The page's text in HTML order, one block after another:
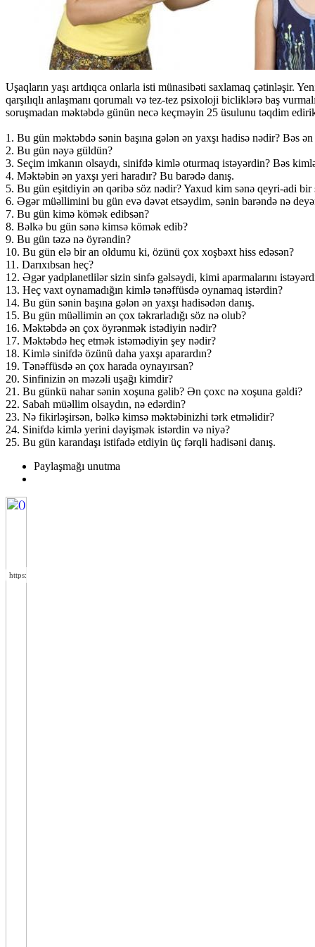
Uşaqların yaşı artdıqca onlarla isti münasibəti saxlamaq çətinləşir.
qarşılıqlı anlaşmanı qorumalı və tez-tez psixoloji bicliklərə baş
soruşmadan məktəbdə günün necə keçməyin 25 üsulunu təqdim
1. Bu gün məktəbdə sənin başına gələn ən yaxşı hadisə nədir? Bəs
2. Bu gün nəyə güldün?
3. Seçim imkanın olsaydı, sinifdə kimlə oturmaq istəyərdin? Bəs
4. Məktəbin ən yaxşı yeri haradır? Bu barədə danış.
5. Bu gün eşitdiyin ən qəribə söz nədir? Yaxud kim sənə qeyri-adi bir
6. Əgər müəllimini bu gün evə dəvət etsəydim, sənin barəndə nə
7. Bu gün kimə kömək edibsən?
8. Bəlkə bu gün sənə kimsə kömək edib?
9. Bu gün təzə nə öyrəndin?
10. Bu gün elə bir an oldumu ki, özünü çox xoşbəxt hiss edəsən?
11. Darıxıbsan heç?
12. Əgər yadplanetlilər sizin sinfə gəlsəydi, kimi aparmalarını
13. Heç vaxt oynamadığın kimlə tənəffüsdə oynamaq istərdin?
14. Bu gün sənin başına gələn ən yaxşı hadisədən danış.
15. Bu gün müəllimin ən çox təkrarladığı söz nə olub?
16. Məktəbdə ən çox öyrənmək istədiyin nədir?
17. Məktəbdə heç etmək istəmədiyin şey nədir?
18. Kimlə sinifdə özünü daha yaxşı aparardın?
19. Tənəffüsdə ən çox harada oynayırsan?
20. Sinfinizin ən məzəli uşağı kimdir?
21. Bu günkü nahar sənin xoşuna gəlib? Ən çoxc nə xoşuna gəldi?
22. Sabah müəllim olsaydın, nə edərdin?
23. Nə fikirləşirsən, bəlkə kimsə məktəbinizhi tərk etməlidir?
24. Sinifdə kimlə yerini dəyişmək istərdin və niyə?
25. Bu gün karandaşı istifadə etdiyin üç fərqli hadisəni danış.
Paylaşmağı unutma
https://wa.me/994552244433